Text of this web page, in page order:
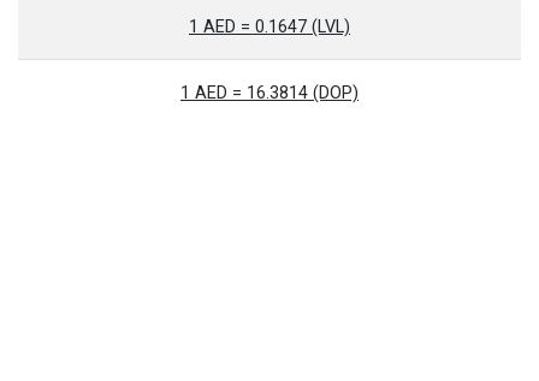
1 AED = 0.1647 (LVL)
1 AED = 16.3814 (DOP)